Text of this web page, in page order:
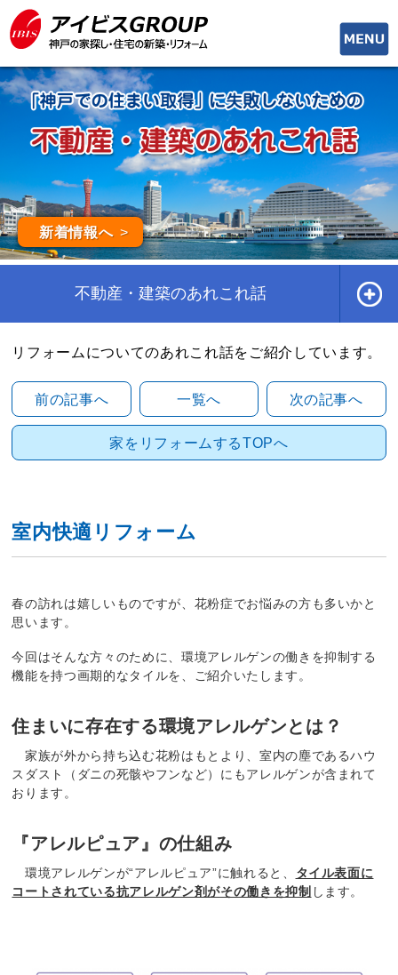
toggle
新着情報へ
不動産・建築のあれこれ話
リフォームについてのあれこれ話をご紹介しています。
前の記事へ 一覧へ 次の記事へ
家をリフォームするTOPへ
室内快適リフォーム
春の訪れは嬉しいものですが、花粉症でお悩みの方も多いかと
思います。
今回はそんな方々のために、環境アレルゲンの働きを抑制する
機能を持つ画期的なタイルを、ご紹介いたします。
住まいに存在する環境アレルゲンとは？
家族が外から持ち込む花粉はもとより、室内の塵であるハウ
スダスト（ダニの死骸やフンなど）にもアレルゲンが含まれて
おります。
『アレルピュア』の仕組み
環境アレルゲンが“アレルピュア”に触れると、 タイル表面に
コートされている抗アレルゲン剤がその働きを抑制 します。